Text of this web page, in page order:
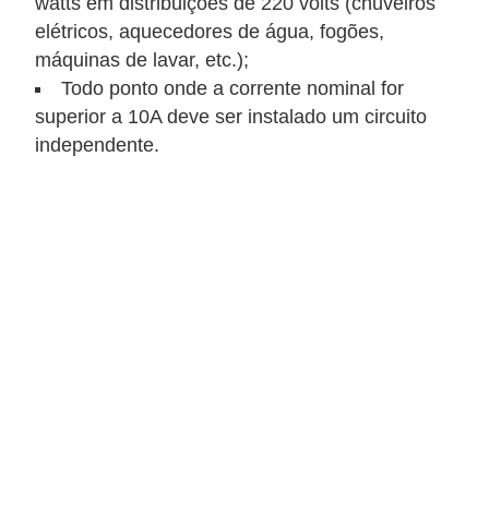
elétricos, aquecedores de água, fogões,
máquinas de lavar, etc.);
Todo ponto onde a corrente nominal for
superior a 10A deve ser instalado um circuito
independente.
p
a
a
e